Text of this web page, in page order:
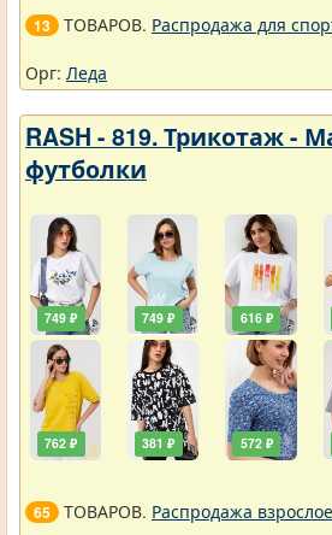
13 ТОВАРОВ. Распродажа для
Орг: Леда
RASH - 819. Трикотаж -
футболки
749 ₽
762 ₽
749 ₽
381 ₽
616 ₽
572 ₽
65 ТОВАРОВ. Распродажа